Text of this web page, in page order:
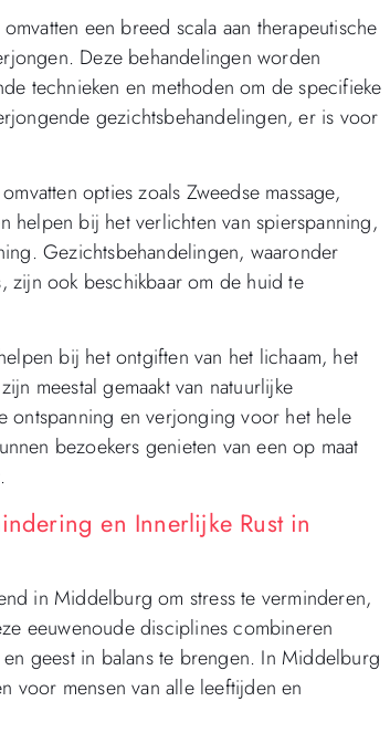
een breed scala aan therapeutische
Deze behandelingen worden
technieken en methoden om de specifieke
gezichtsbehandelingen, er is voor
opties zoals Zweedse massage,
helpen bij het verlichten van spierspanning,
Gezichtsbehandelingen, waaronder
zijn ook beschikbaar om de huid te
bij het ontgiften van het lichaam, het
meestal gemaakt van natuurlijke
ontspanning en verjonging voor het hele
bezoekers genieten van een op maat
en Innerlijke Rust in
in Middelburg om stress te verminderen,
eeuwenoude disciplines combineren
geest in balans te brengen. In Middelburg
voor mensen van alle leeftijden en